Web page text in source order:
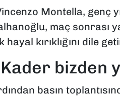
Montella, genç
maç sonrası
hayal kırıklığını dile
bizden
basın